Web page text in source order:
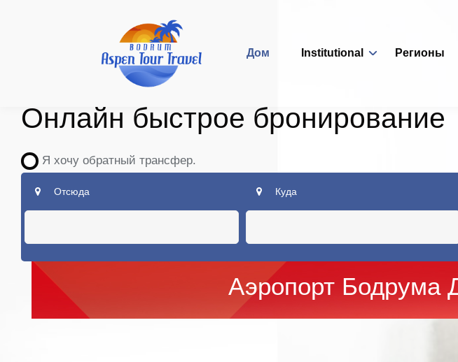
Дом Institutional Регионы
Онлайн быстрое бронирование
Я хочу обратный трансфер.
Отсюда Куда
Аэропорт Бодрума